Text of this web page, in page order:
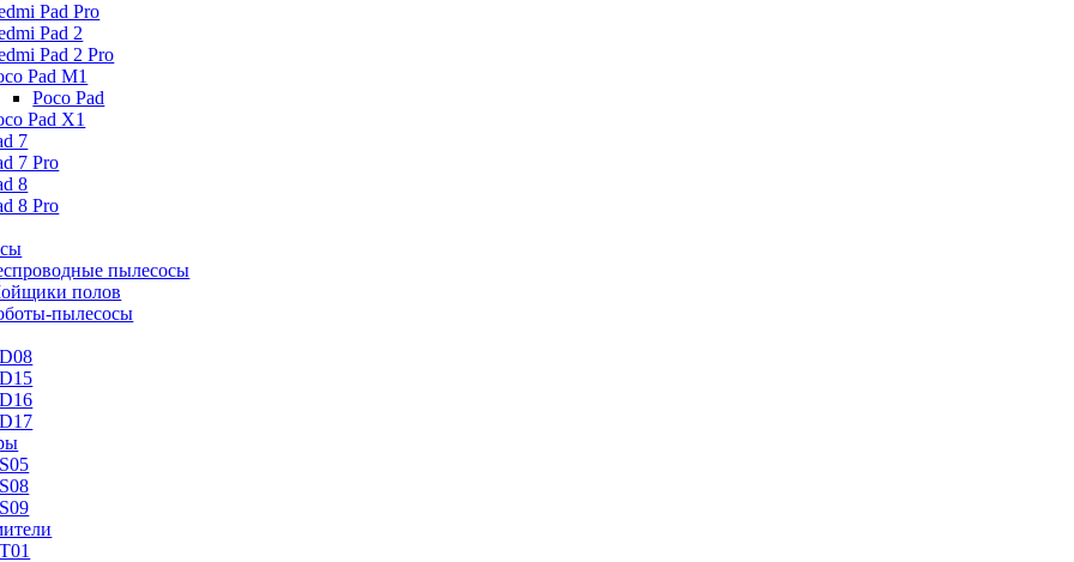
Pad Pro
Pad 2
Pad 2 Pro
Pad M1
Poco Pad
Pad X1
7
7 Pro
8
8 Pro
пылесосы
полов
пылесосы